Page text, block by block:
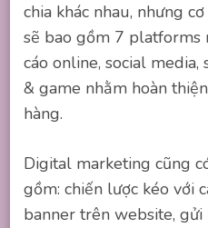
chia khác nhau, nhưng
sẽ bao gồm 7 platforms
cáo online, social
& game nhằm hoàn
hàng.
Digital marketing cũng
gồm: chiến lược kéo với
banner trên website,